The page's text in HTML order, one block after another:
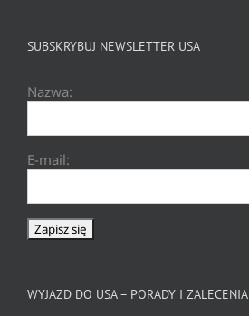
SUBSKRYBUJ NEWSLETTER USA
Nazwa:
E-mail:
WYJAZD DO USA – PORADY I ZALECENIA